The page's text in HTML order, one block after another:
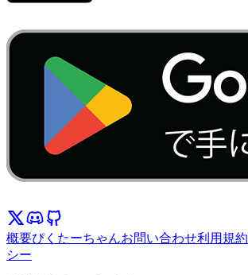
概要ぴくたーちゃんお問い合わせ利用規約
シー